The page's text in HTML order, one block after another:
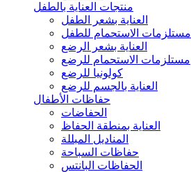
منتجات العناية بالطفل
العناية بشعر الطفل
مستلزمات الاستحمام للطفل
العناية بشعر الرضع
مستلزمات الاستحمام للرضع
كولونيا للرضع
العناية بالجسم للرضع
حفاظات الأطفال
الحفاضات
العناية بمنطقة الحفاظ
المناديل المبللة
حفاظات السباحة
الحفاظات البانتس